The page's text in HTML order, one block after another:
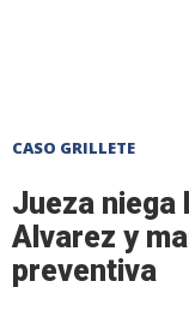
CASO GRILLETE
Jueza niega
Alvarez y
preventiva